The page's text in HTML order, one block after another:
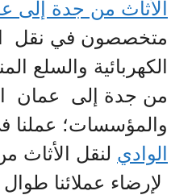
الأثاث من جدة إلى
متخصصون في نقل
الكهربائية والسلع
من جدة إلى عمان
والمؤسسات؛ عملنا
الوادي لنقل
لإرضاء عملائنا